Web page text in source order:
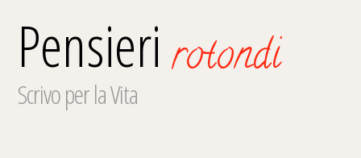
Pensierirotondi
Scrivo per la Vita